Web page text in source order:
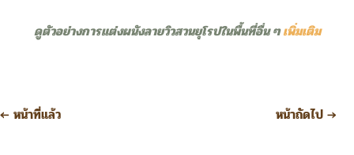
ดูตัวอย่างการแต่งผนังลายวิวสวนยุโรปในพื้นที่อื่น ๆเพิ่มเติม
← หน้าที่แล้ว หน้าถัดไป→